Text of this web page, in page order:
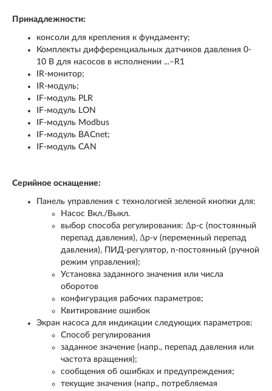
Принадлежности:
консоли для крепления к фундаменту;
Комплекты дифференциальных датчиков давления 0-
10 В для насосов в исполнении ...–R1
IR-монитор;
IR-модуль;
IF-модуль PLR
IF-модуль LON
IF-модуль Modbus
IF-модуль BACnet;
IF-модуль CAN
Серийное оснащение:
Панель управления с технологией зеленой кнопки для:
Насос Вкл./Выкл.
выбор способа регулирования: Δp-c (постоянный
перепад давления), Δp-v (переменный перепад
давления), ПИД-регулятор, n-постоянный (ручной
режим управления);
Установка заданного значения или числа
оборотов
конфигурация рабочих параметров;
Квитирование ошибок
Экран насоса для индикации следующих параметров:
Способ регулирования
заданное значение (напр., перепад давления или
частота вращения);
сообщения об ошибках и предупреждения;
текущие значения (напр., потребляемая